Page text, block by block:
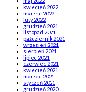
kwiecień 2022
marzec 2022
luty 2022
grudzień 2021
listopad 2021
październik 2021
wrzesień 2021
sierpień 2021
lipiec 2021
czerwiec 2021
kwiecień 2021
marzec 2021
styczeń 2021
grudzień 2020